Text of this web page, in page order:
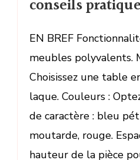
conseils
EN BREF
meubles polyvalents.
Choisissez une table
laque. Couleurs :
de caractère : bleu
moutarde, rouge.
hauteur de la pièce